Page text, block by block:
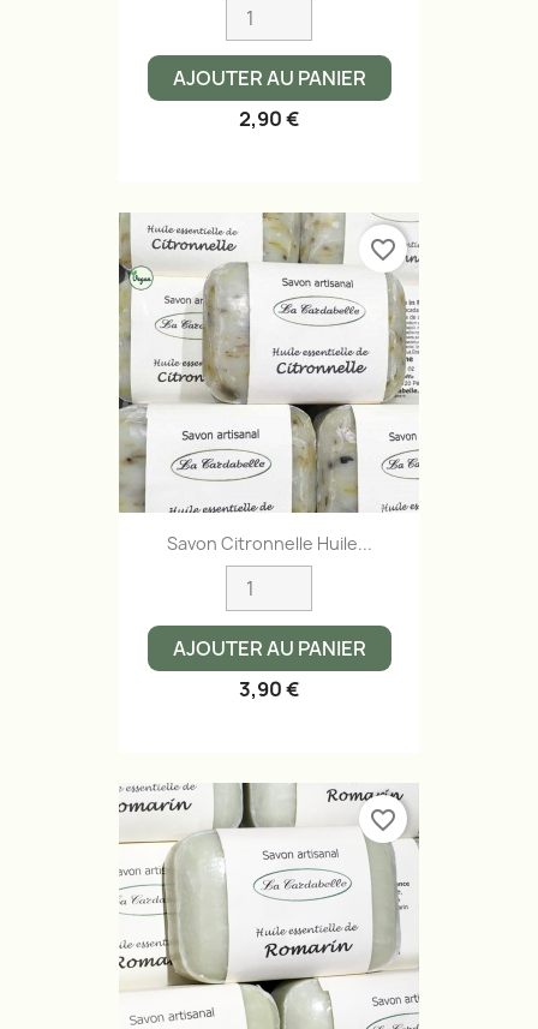
AJOUTER AU PANIER
2,90 €
Savon Citronnelle Huile...
AJOUTER AU PANIER
3,90 €
favorite_border
favorite_border